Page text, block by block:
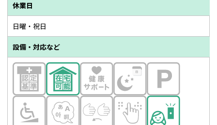
休業日
日曜・祝日
設備・対応など